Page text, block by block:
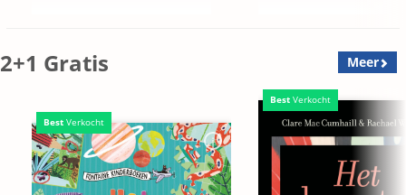
2+1 Gratis Meer
Best Verkocht
Best Verkocht